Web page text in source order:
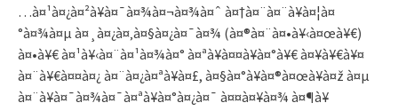
…à¤¹à¤¿à¤²à¥à¤¯à¤¾à¤¬à¤¾à¤ˆ à¤†à¤¨à¤¨à¥à¤¦à¤
°à¤¾à¤µ à¤¸à¤¿à¤‚à¤§à¤¿à¤¯à¤¾ (à¤®à¤¨à¤•à¥‹à¤œà¥€)
à¤•à¥€ à¤¹à¥‹à¤¨à¤¹à¤¾à¤° à¤ªà¥à¤¤à¥à¤°à¥€ à¤¥à¥€à¥¤
à¤¨à¥€à¤¤à¤¿ à¤¨à¤¿à¤ªà¥à¤£, à¤§à¤°à¥à¤®à¤œà¥à¤ž à¤µ
à¤¨à¥à¤¯à¤¾à¤¯à¤ªà¥à¤°à¤¿à¤¯ à¤¤à¤¥à¤¾ à¤¶à¥